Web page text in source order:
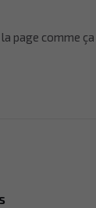
page comme ça